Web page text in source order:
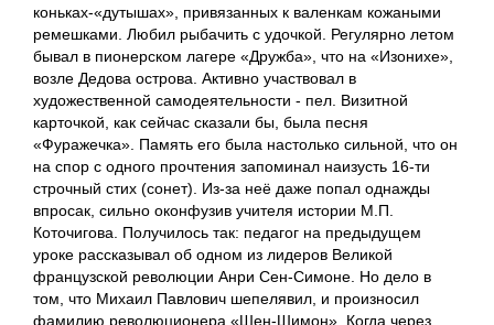
коньках-«дутышах», привязанных к валенкам кожаными
ремешками. Любил рыбачить с удочкой. Регулярно летом
бывал в пионерском лагере «Дружба», что на «Изонихе»,
возле Дедова острова. Активно участвовал в
художественной самодеятельности - пел. Визитной
карточкой, как сейчас сказали бы, была песня
«Фуражечка». Память его была настолько сильной, что он
на спор с одного прочтения запоминал наизусть 16-ти
строчный стих (сонет). Из-за неё даже попал однажды
впросак, сильно оконфузив учителя истории М.П.
Коточигова. Получилось так: педагог на предыдущем
уроке рассказывал об одном из лидеров Великой
французской революции Анри Сен-Симоне. Но дело в
том, что Михаил Павлович шепелявил, и произносил
фамилию революционера «Шен-Шимон». Когда через